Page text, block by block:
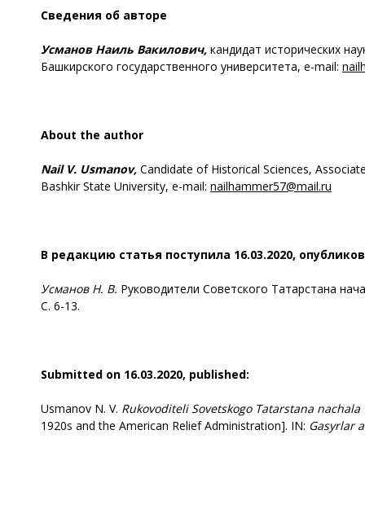
Сведения об авторе
Усманов Наиль Вакилович, кандидат исторических
Башкирского государственного университета, e-mail:
About the author
Nail V. Usmanov, Candidate of Historical Sciences,
Bashkir State University, e-mail: nailhammer57@mail.ru
В редакцию статья поступила 16.03.2020,
Усманов Н. В. Руководители Советского Татарстана
С. 6-13.
Submitted on 16.03.2020, published:
Usmanov N. V. RukovoditeliSovetskogo Tatarstana
1920s and the American Relief Administration]. IN: Gasyrlar